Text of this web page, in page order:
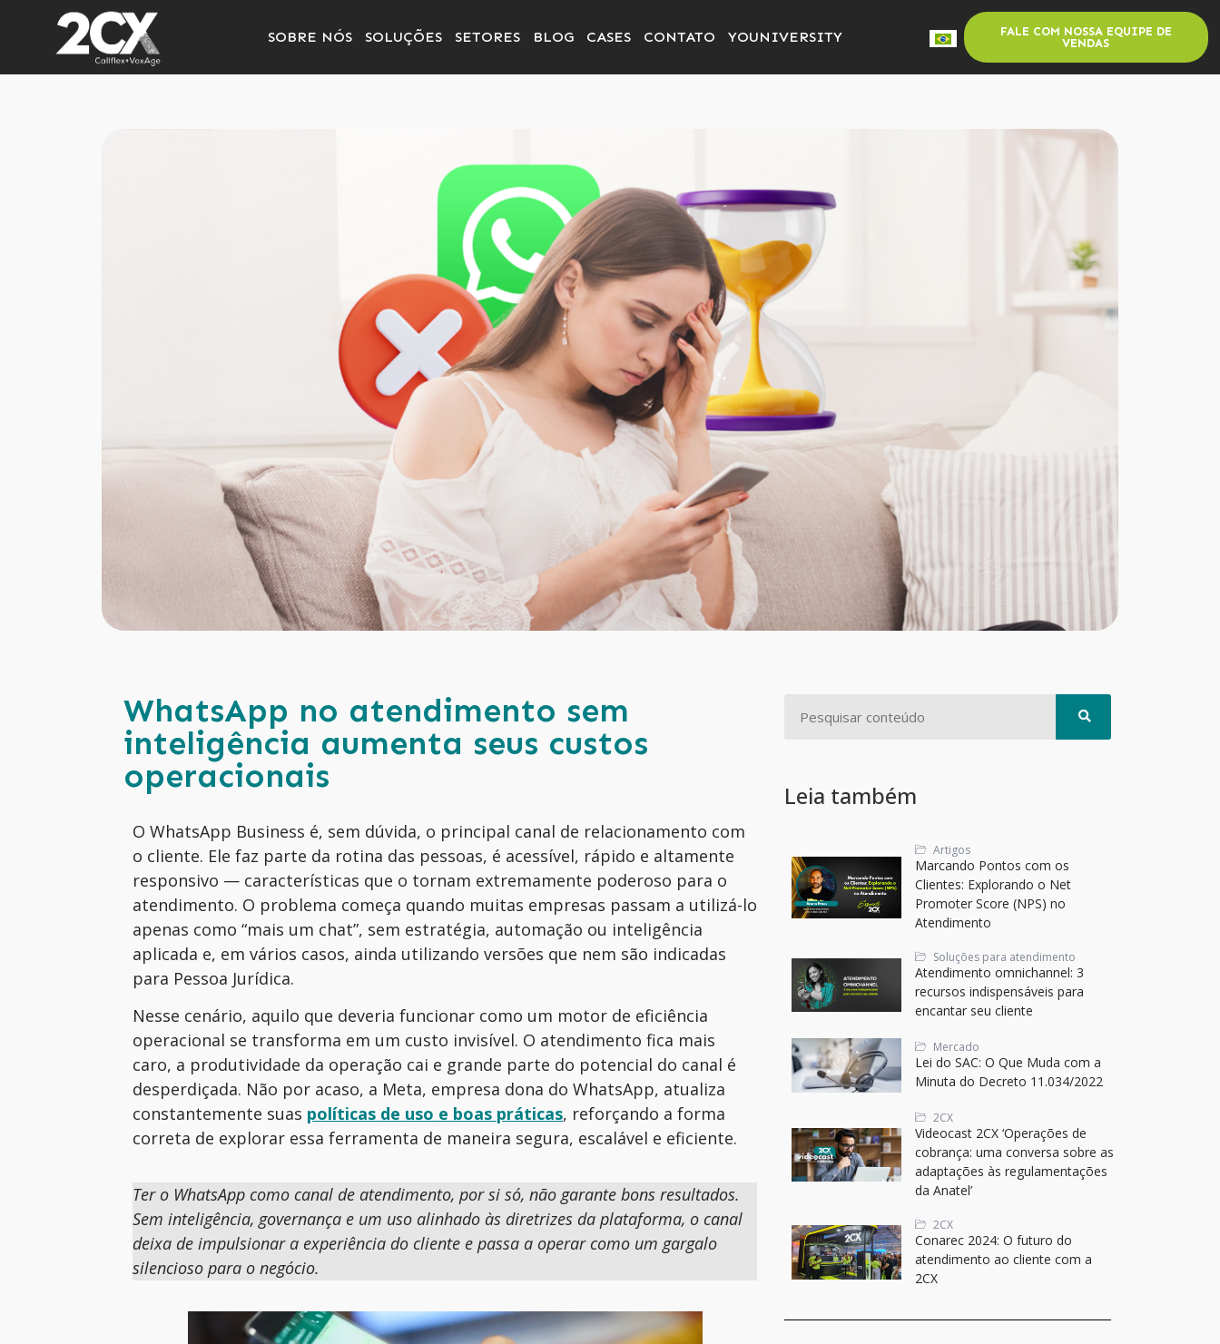
SOBRE NÓS SOLUÇÕES SETORES BLOG CASES CONTATO YOUNIVERSITY
FALE COM NOSSA EQUIPE DE
VENDAS
WhatsApp no atendimento sem
inteligência aumenta seus custos
operacionais
O WhatsApp Business é, sem dúvida, o principal canal de relacionamento com
o cliente. Ele faz parte da rotina das pessoas, é acessível, rápido e altamente
responsivo — características que o tornam extremamente poderoso para o
atendimento. O problema começa quando muitas empresas passam a utilizá-lo
apenas como “mais um chat”, sem estratégia, automação ou inteligência
aplicada e, em vários casos, ainda utilizando versões que nem são indicadas
para Pessoa Jurídica.
Nesse cenário, aquilo que deveria funcionar como um motor de eficiência
operacional se transforma em um custo invisível. O atendimento fica mais
caro, a produtividade da operação cai e grande parte do potencial do canal é
desperdiçada. Não por acaso, a Meta, empresa dona do WhatsApp, atualiza
constantemente suas políticas de uso e boas práticas, reforçando a forma
correta de explorar essa ferramenta de maneira segura, escalável e eficiente.
Ter o WhatsApp como canal de atendimento, por si só, não garante bons resultados.
Sem inteligência, governança e um uso alinhado às diretrizes da plataforma, o canal
deixa de impulsionar a experiência do cliente e passa a operar como um gargalo
silencioso para o negócio.
Leia também
Artigos
Marcando Pontos com os
Clientes: Explorando o Net
Promoter Score (NPS) no
Atendimento
Soluções para atendimento
Atendimento omnichannel: 3
recursos indispensáveis para
encantar seu cliente
Mercado
Lei do SAC: O Que Muda com a
Minuta do Decreto 11.034/2022
2CX
Videocast 2CX ‘Operações de
cobrança: uma conversa sobre as
adaptações às regulamentações
da Anatel’
2CX
Conarec 2024: O futuro do
atendimento ao cliente com a
2CX